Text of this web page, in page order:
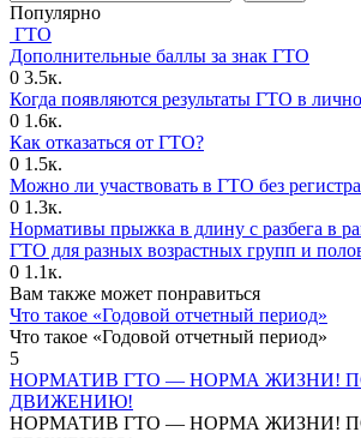
Популярно
ГТО
Дополнительные баллы за знак ГТО
0 3.5к.
Когда появляются результаты ГТО в
0 1.6к.
Как отказаться от ГТО?
0 1.5к.
Можно ли участвовать в ГТО без
0 1.3к.
Нормативы прыжка в длину с разбега в
ГТО для разных возрастных групп и
0 1.1к.
Вам также может понравиться
Что такое «Годовой отчетный период»
Что такое «Годовой отчетный период»
5
НОРМАТИВ ГТО — НОРМА ЖИЗНИ!
ДВИЖЕНИЮ!
НОРМАТИВ ГТО — НОРМА ЖИЗНИ!